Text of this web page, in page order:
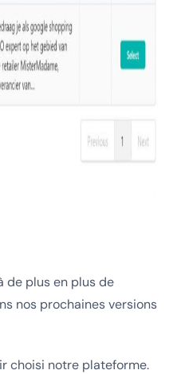
de plus en plus de
nos prochaines versions
choisi notre plateforme.